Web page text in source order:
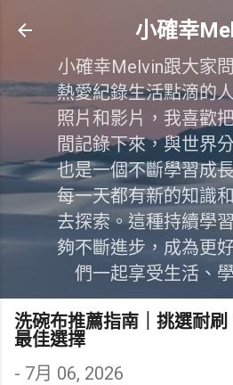
跳到主要
小確幸
小確幸Melvin跟大家
熱愛紀錄生活點滴的
照片和影片，我喜歡
間記錄下來，與世界
也是一個不斷學習成
每一天都有新的知識
去探索。這種持續學
夠不斷進步，成為更
們一起享受生活、
洗碗布推薦指南｜挑選耐
最佳選擇
- 7月 06, 2026